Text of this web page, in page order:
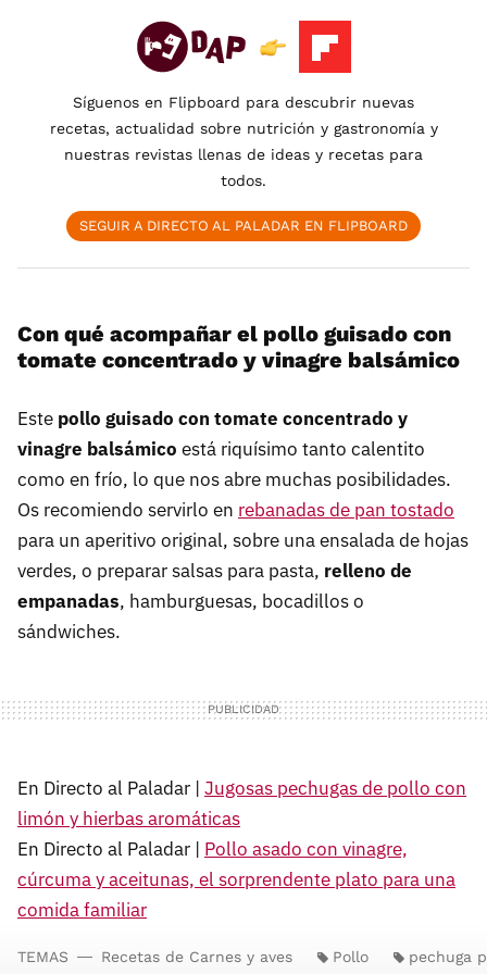
Síguenos en Flipboard para descubrir nuevas
recetas, actualidad sobre nutrición y gastronomía y
nuestras revistas llenas de ideas y recetas para
todos.
SEGUIR A DIRECTO AL PALADAR EN FLIPBOARD
Con qué acompañar el pollo guisado con
tomate concentrado y vinagre balsámico
Este pollo guisado con tomate concentrado y
vinagre balsámico está riquísimo tanto calentito
como en frío, lo que nos abre muchas posibilidades.
Os recomiendo servirlo en rebanadas de pan tostado
para un aperitivo original, sobre una ensalada de hojas
verdes, o preparar salsas para pasta, relleno de
empanadas, hamburguesas, bocadillos o
sándwiches.
En Directo al Paladar | Jugosas pechugas de pollo con
limón y hierbas aromáticas
En Directo al Paladar | Pollo asado con vinagre,
cúrcuma y aceitunas, el sorprendente plato para una
comida familiar
TEMAS Recetas de Carnes y aves Pollo pechuga